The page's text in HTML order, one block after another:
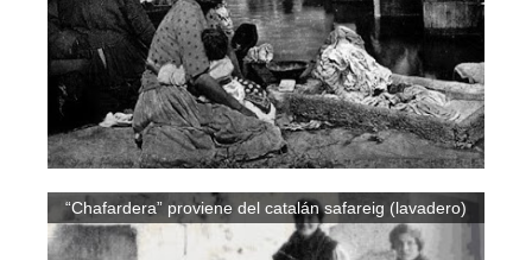
“Chafardera” proviene del catalán safareig (lavadero)